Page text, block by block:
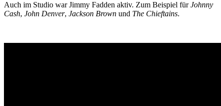
Auch im Studio war Jimmy Fadden aktiv. Zum Beispiel fürJohnny
Cash, John Denver, Jackson Brown und The Chieftains.